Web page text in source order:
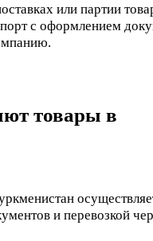
или партии
с оформлением
товары в
и перевозкой